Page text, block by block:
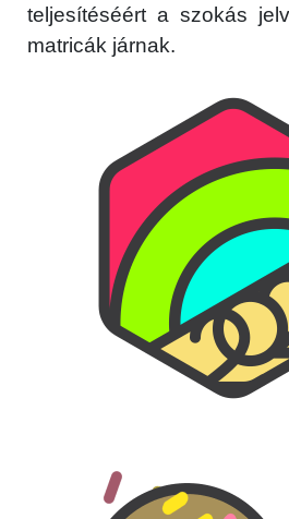
teljesítéséért a szokás
matricák járnak.